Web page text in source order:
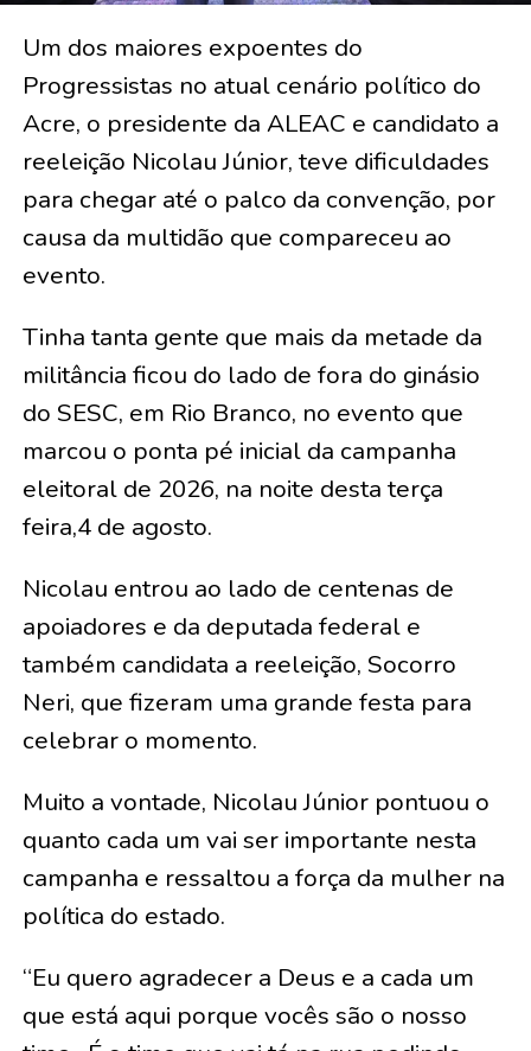
Um dos maiores expoentes do
Progressistas no atual cenário político do
Acre, o presidente da ALEAC e candidato a
reeleição Nicolau Júnior, teve dificuldades
para chegar até o palco da convenção, por
causa da multidão que compareceu ao
evento.
Tinha tanta gente que mais da metade da
militância ficou do lado de fora do ginásio
do SESC, em Rio Branco, no evento que
marcou o ponta pé inicial da campanha
eleitoral de 2026, na noite desta terça
feira,4 de agosto.
Nicolau entrou ao lado de centenas de
apoiadores e da deputada federal e
também candidata a reeleição, Socorro
Neri, que fizeram uma grande festa para
celebrar o momento.
Muito a vontade, Nicolau Júnior pontuou o
quanto cada um vai ser importante nesta
campanha e ressaltou a força da mulher na
política do estado.
“Eu quero agradecer a Deus e a cada um
que está aqui porque vocês são o nosso